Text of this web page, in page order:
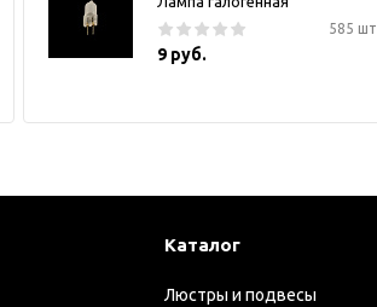
585 шт
9 руб.
Каталог
Люстры и подвесы